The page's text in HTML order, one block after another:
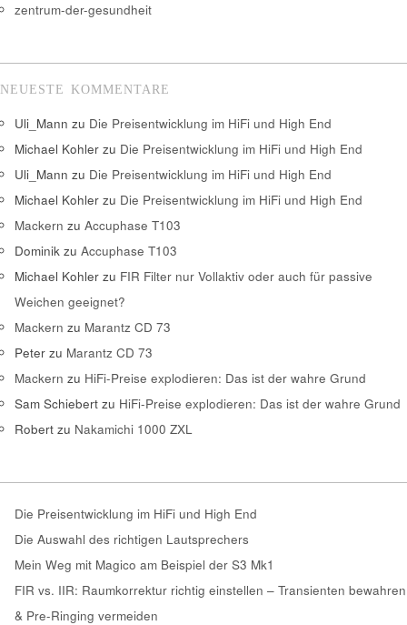
zentrum-der-gesundheit
NEUESTE KOMMENTARE
Uli_Mann zu Die Preisentwicklung im HiFi und High End
Michael Kohler zu Die Preisentwicklung im HiFi und High End
Uli_Mann zu Die Preisentwicklung im HiFi und High End
Michael Kohler zu Die Preisentwicklung im HiFi und High End
Mackern zu Accuphase T103
Dominik zu Accuphase T103
Michael Kohler zu FIR Filter nur Vollaktiv oder auch für passive
Weichen geeignet?
Mackern zu Marantz CD 73
Peter zu Marantz CD 73
Mackern zu HiFi-Preise explodieren: Das ist der wahre Grund
Sam Schiebert zu HiFi-Preise explodieren: Das ist der wahre Grund
Robert zu Nakamichi 1000 ZXL
Die Preisentwicklung im HiFi und High End
Die Auswahl des richtigen Lautsprechers
Mein Weg mit Magico am Beispiel der S3 Mk1
FIR vs. IIR: Raumkorrektur richtig einstellen – Transienten bewahren
& Pre-Ringing vermeiden